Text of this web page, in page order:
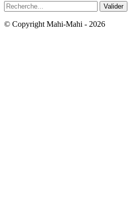
Rechercher
© Copyright Mahi-Mahi - 2026